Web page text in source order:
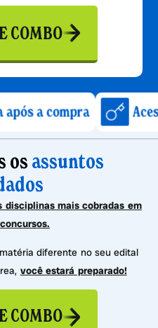
COMBO
Acesso
os assuntos
disciplinas mais cobradas em
diferente no seu edital
você estará preparado!
COMBO